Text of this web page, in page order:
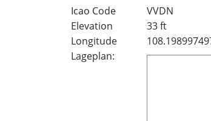
Icao Code
VVDN
Elevation
33 ft
Longitude
Lageplan: